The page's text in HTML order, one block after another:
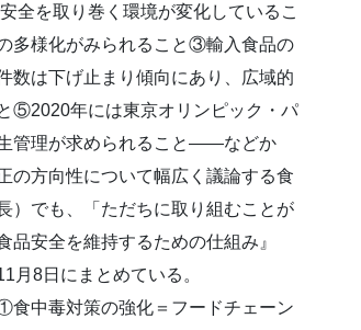
全を取り巻く環境が変化しているこ
多様化がみられること③輸入食品の
は下げ止まり傾向にあり、広域的
⑤2020年には東京オリンピック・パ
管理が求められること――などか
の方向性について幅広く議論する食
）でも、「ただちに取り組むことが
安全を維持するための仕組み』
月8日にまとめている。
食中毒対策の強化＝フードチェーン